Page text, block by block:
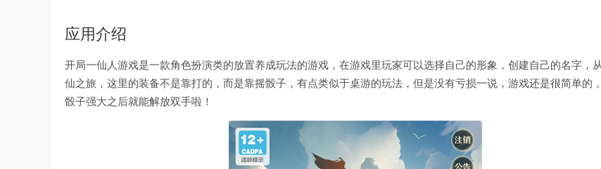
应用介绍
开局一仙人游戏是一款角色扮演类的放置养成玩法的游戏，在游戏里玩家可以选择自己的形象，创建自己的名字，
仙之旅，这里的装备不是靠打的，而是靠摇骰子，有点类似于桌游的玩法，但是没有亏损一说，游戏还是很简单的
骰子强大之后就能解放双手啦！